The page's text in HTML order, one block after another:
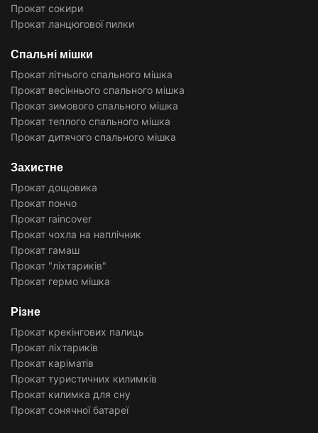
Прокат сокири
Прокат ланцюгової пилки
Спальні мішки
Прокат літнього спального мішка
Прокат весіннього спального мішка
Прокат зимового спального мішка
Прокат теплого спального мішка
Прокат дитячого спального мішка
Захистне
Прокат дощовика
Прокат пончо
Прокат raincover
Прокат чохла на наплічник
Прокат гамаш
Прокат "ліхтариків"
Прокат гермо мішка
Різне
Прокат крекінгових палиць
Прокат ліхтариків
Прокат каріматів
Прокат туристичних килимків
Прокат килимка для сну
Прокат сонячної батареї